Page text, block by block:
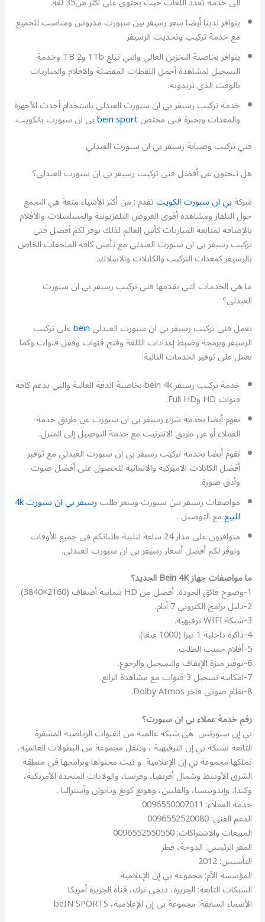
يتوافر لدينا أيضا سعر رسيفر بين سبورت مدروس ومناسب للجميع
مع خدمة تركيب وتحديث الرسيفر
يتوافر بخاصية التخزين العالي والتي تبلغ 1Tb و2 TB وخدمة
التسجيل لمشاهدة أجمل اللقطات المفضلة والافلام والمباريات
بالوقت الذي تريدونه.
خدمة تركيب رسيفر بي ان سبورت العبدلي باستخدام أحدث الأجهزة
والمعدات وبخبرة فني مختصbein sportبي ان سبورت بالكويت.
فني تركيب وصيانة رسيفر بي ان سبورت العبدلي
هل تبحثون عن أفضل فني تركيب رسيفر بي ان سبورت العبدلي؟
شركةبي ان سبورت الكويتتقدم : من أكثر الأشياء متعة هي التجمع
حول التلفاز ومشاهدة أقوى العروض التلفزيونية والمسلسلات والأفلام
بالإضافة لمتابعة المباريات كأس العالم لذلك نوفر لكم أفضل فني
تركيب رسيفر بي ان سبورت العبدلي مع تأمين كافة الملحقات الخاص
بالرسيفر كمعدات التركيب والكابلات والاسلاك.
ما هي الخدمات التي يقدمها فني تركيب رسيفر بي ان سبورت
العبدلي؟
يعمل فني تركيب رسيفر بي ان سبورت العبدليbeinعلى تركيب
الرسيفر وبرمجة وضبط إعدادات الللغة وفتح قنوات وقفل قنوات وكما
نعمل على توفير الخدمات التالية:
خدمة تركيب رسيفر bein 4k بخاصية الدقة العالية والتي يدعم كافة
قنوات HD وFull HD.
نقوم أيضا بخدمة شراء رسيفر بي ان سبورت عن طريق خدمة
العملاء أو عن طريق الانترنيت مع خدمة التوصيل إلى المنزل.
نقوم أيضا بخدمة تركيب رسيفر بي ان سبورت العبدلي مع توفير
أفضل الكابلات الاميركية والالمانية للحصول على أفضل صوت
وأدق صورة.
مواصفات رسيفر بين سبورت وسعر طلب
رسيفر بي ان سبورت 4k
للبيعمع التوصيل .
متوافرون على مدار 24 ساعة لتلبية طلباتكم في جميع الأوقات
ونوفر لكم أفضل أسعار رسيفر بي ان سبورت العبدلي.
ما مواصفات جهاز Bein 4K الجديد؟
1-وضوح فائق الجودة, أفضل من HD بثمانية أضعاف (2160×3840).
2-دليل برامج الكتروني 7 أيام.
3-شبكة WIFI ترفيهية.
4-ذاكرة داخلية 1 تيرا (1000 غيغا).
5-أفلام حسب الطلب.
6-توفير ميزة الإيقاف والتسجيل والرجوع.
7-امكانية تسجيل 3 قنوات مع مشاهدة الرابع.
8-نظام صوتي فاخر Dolby Atmos.
رقم خدمة عملاء بي ان سبورت؟
بي إن سبورتس ‏ هي شبكة عالمية من القنوات الرياضية المشفرة
التابعة لشبكة بي إن الترفيهية ‏، وتنقل مجموعة من البطولات العالميه،
تملكها مجموعة بي إن الإعلامية ‏ و تبث محتواها وبرامجها في منطقة
الشرق الأوسط وشمال أفريقيا، وفرنسا، والولايات المتحدة الأمريكية،
وكندا، وإندونيسيا، والفلبين، وهونغ كونغ وتايوان وأستراليا .
خدمة العملاء: 0096550007011
الدعم الفني: 0096552520080
المبيعات والاشتراكات: 0096552550550
المقر الرئيسي: الدوحة، قطر
التأسيس: 2012
المؤسسة الأم: مجموعة بي إن الإعلامية
الشبكات التابعة: الجزيرة، ديجي ترك، قناة الجزيرة أمريكا
الأسماء السابقة: مجموعة بي إن الإعلامية، beIN SPORTS